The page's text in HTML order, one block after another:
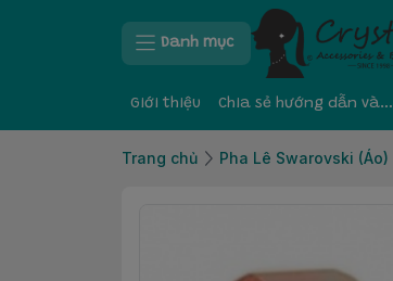
Danh mục
Giới thiệu Chia sẻ hướng dẫn và kinh nghiệm
Trang chủ Pha Lê Swarovski (Áo)